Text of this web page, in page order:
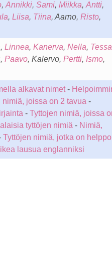
, Annikki, Sami, Miikka, Antti,
, Liisa, Tiina, Aarno, Risto,
, Linnea, Kanerva, Nella, Tessa
Paavo, Kalervo, Pertti, Ismo,
alkavat nimet-
nimiä, joissa on 2 tavua -
- Tyttojen nimiä, joissa
tyttöjen nimiä - Nimiä,
Tyttöjen nimiä, jotka on helppo
lausua englanniksi